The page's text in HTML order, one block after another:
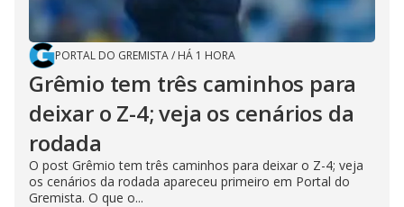
PORTAL DO GREMISTA/ HÁ 1 HORA
Grêmio tem três caminhos para
deixar o Z-4; veja os cenários da
rodada
O post Grêmio tem três caminhos para deixar o Z-4; veja
os cenários da rodada apareceu primeiro em Portal do
Gremista. O que o...